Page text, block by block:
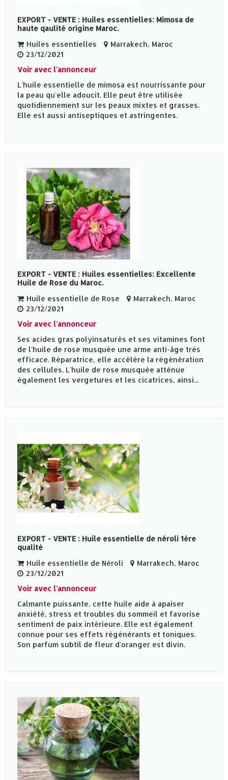
EXPORT - VENTE : Huiles essentielles: Mimosa de
haute qaulité origine Maroc.
Huiles essentielles
Marrakech, Maroc
23/12/2021
Voir avec l'annonceur
L'huile essentielle de mimosa est nourrissante pour
la peau qu'elle adoucit. Elle peut être utilisée
quotidiennement sur les peaux mixtes et grasses.
Elle est aussi antiseptiques et astringentes.
EXPORT - VENTE : Huiles essentielles: Excellente
Huile de Rose du Maroc.
Huile essentielle de Rose
Marrakech, Maroc
23/12/2021
Voir avec l'annonceur
Ses acides gras polyinsaturés et ses vitamines font
de l'huile de rose musquée une arme anti-âge très
efficace. Réparatrice, elle accélère la régénération
des cellules. L'huile de rose musquée atténue
également les vergetures et les cicatrices, ainsi...
EXPORT - VENTE : Huile essentielle de néroli 1ére
qualité
Huile essentielle de Néroli
Marrakech, Maroc
23/12/2021
Voir avec l'annonceur
Calmante puissante, cette huile aide à apaiser
anxiété, stress et troubles du sommeil et favorise
sentiment de paix intérieure. Elle est également
connue pour ses effets régénérants et toniques.
Son parfum subtil de fleur d'oranger est divin.